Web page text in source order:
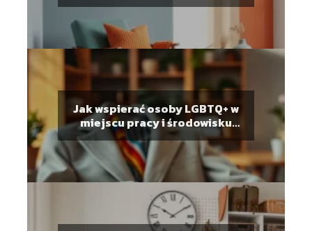
Jak wspierać osoby LGBTQ+ w
miejscu pracy i środowisku
lokalnym?